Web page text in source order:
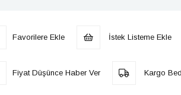
Favorilere Ekle İstek Listeme Ekle
Fiyat Düşünce Haber Ver Kargo